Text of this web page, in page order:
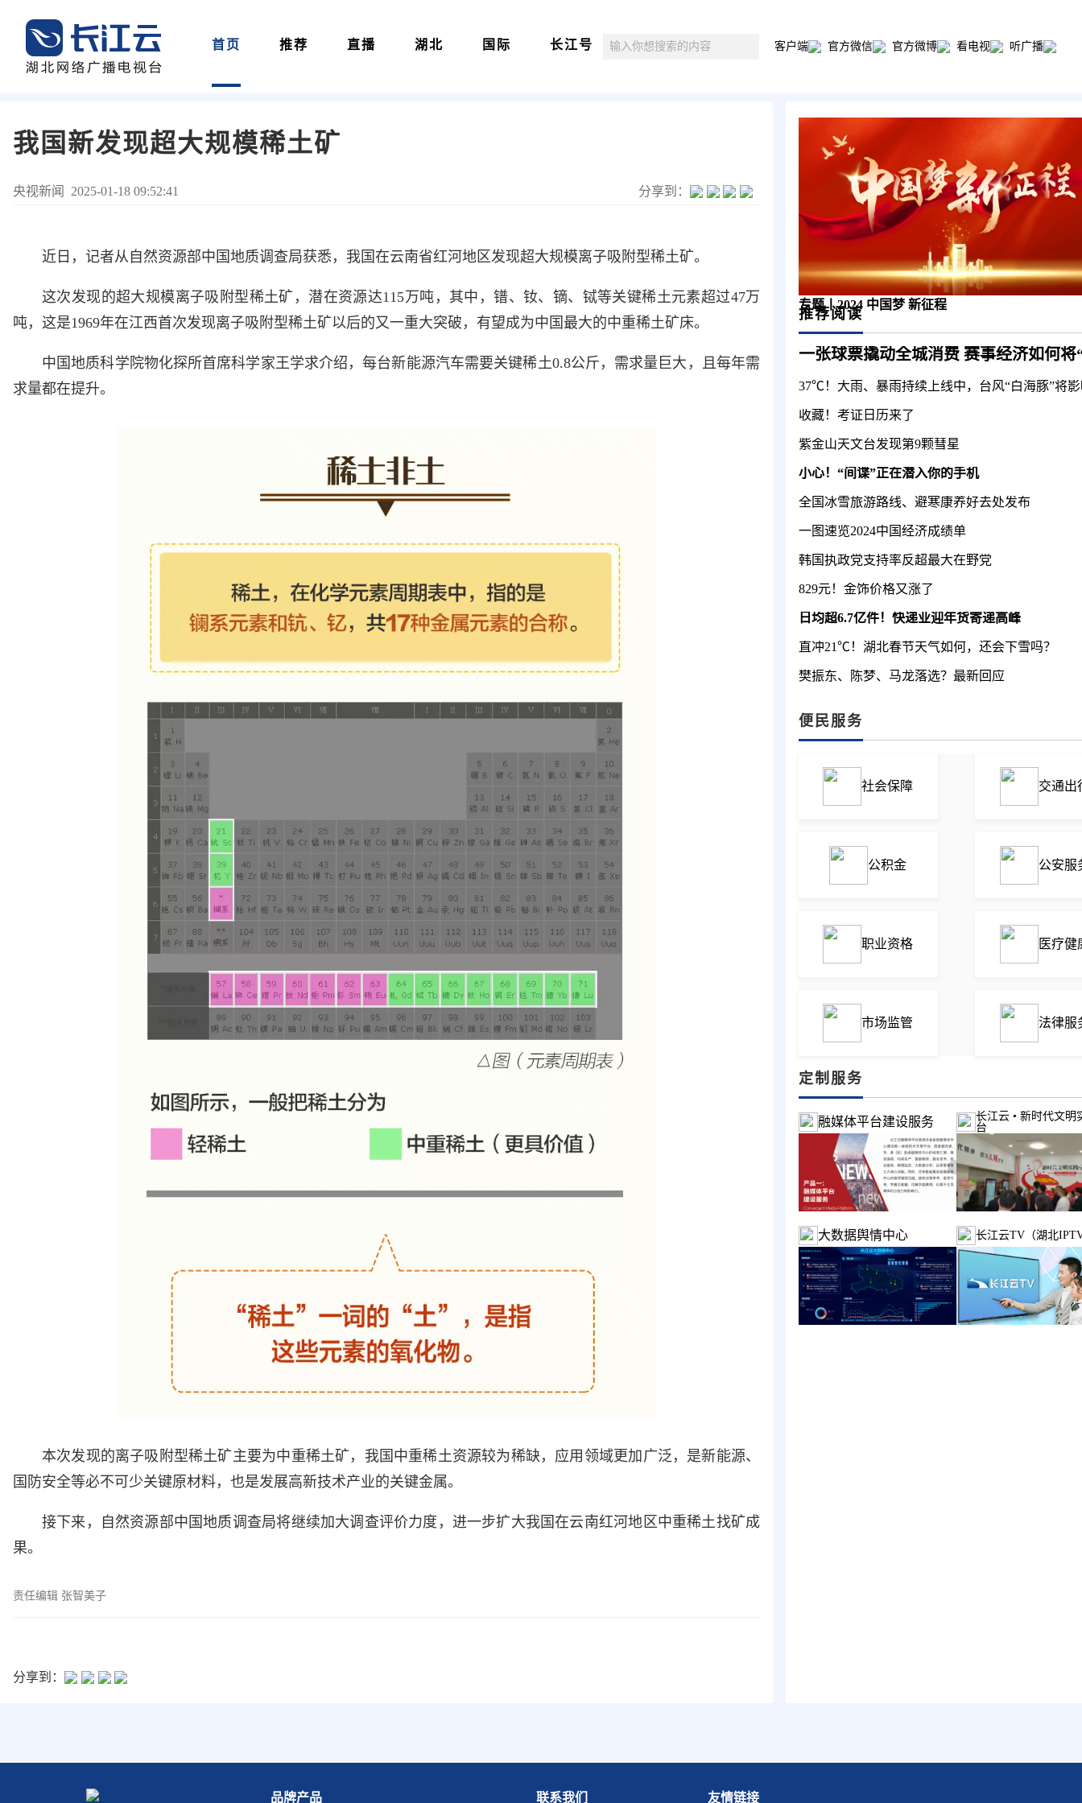
首页 推荐 直播 湖北 国际 长江号 客户端 官方微信 官方微博 看电视 听广播
我国新发现超大规模稀土矿
央视新闻 2025-01-18 09:52:41 分享到：
近日，记者从自然资源部中国地质调查局获悉，我国在云南省红河地区发现超大规模离子吸附型稀土矿。
这次发现的超大规模离子吸附型稀土矿，潜在资源达115万吨，其中，镨、钕、镝、铽等关键稀土元素超过47万
吨，这是1969年在江西首次发现离子吸附型稀土矿以后的又一重大突破，有望成为中国最大的中重稀土矿床。
中国地质科学院物化探所首席科学家王学求介绍，每台新能源汽车需要关键稀土0.8公斤，需求量巨大，且每年需
求量都在提升。
本次发现的离子吸附型稀土矿主要为中重稀土矿，我国中重稀土资源较为稀缺，应用领域更加广泛，是新能源、
国防安全等必不可少关键原材料，也是发展高新技术产业的关键金属。
接下来，自然资源部中国地质调查局将继续加大调查评价力度，进一步扩大我国在云南红河地区中重稀土找矿成
果。
责任编辑 张智美子
分享到：
专题丨2024 中国梦 新征程
推荐阅读
收藏！考证日历来了
紫金山天文台发现第9颗彗星
小心！“间谍”正在潜入你的手机
全国冰雪旅游路线、避寒康养好去处发布
一图速览2024中国经济成绩单
韩国执政党支持率反超最大在野党
829元！金饰价格又涨了
日均超6.7亿件！快递业迎年货寄递高峰
直冲21℃！湖北春节天气如何，还会下雪吗？
樊振东、陈梦、马龙落选？最新回应
便民服务
社会保障 交通出
公积金 公安服
职业资格 医疗健
市场监管 法律服
定制服务
融媒体平台建设服务
长江云 • 新时代文明
台
大数据舆情中心 长江云TV（湖北
品牌产品 联系我们 友情链接